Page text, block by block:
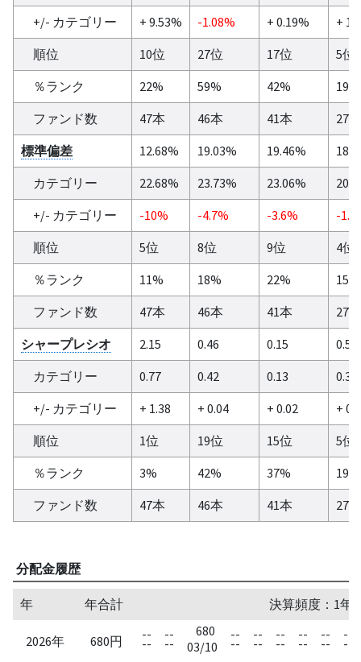
+/- カテゴリー
+ 9.53% -1.08% + 0.19%
+
順位
10位 27位 17位
5位
％ランク
22% 59% 42%
19%
ファンド数
47本 46本 41本
27本
標準偏差
12.68% 19.03% 19.46%
カテゴリー
22.68% 23.73% 23.06%
+/- カテゴリー
-10% -4.7% -3.6%
-
順位
5位 8位 9位
4位
％ランク
11% 18% 22%
15%
ファンド数
47本 46本 41本
27本
シャープレシオ
2.15 0.46 0.15
0.5
カテゴリー
0.77 0.42 0.13
0.37
+/- カテゴリー
+ 1.38 + 0.04 + 0.02
+
順位
1位 19位 15位
5位
％ランク
3% 42% 37%
19%
ファンド数
47本 46本 41本 27本
分配金履歴
年 年合計 決算頻度：1年
2026年 680円 --
--
--
--
680
03/10
--
--
--
--
--
--
--
--
--
--
--
--